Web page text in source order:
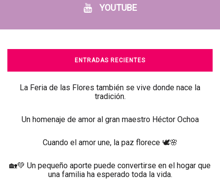
YOUTUBE
ENTRADAS RECIENTES
La Feria de las Flores también se vive donde nace la
tradición.
Un homenaje de amor al gran maestro Héctor Ochoa
Cuando el amor une, la paz florece 🕊️🌸
🏡💚 Un pequeño aporte puede convertirse en el hogar que
una familia ha esperado toda la vida.